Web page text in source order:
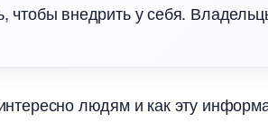
внедрить у себя.
людям и как эту